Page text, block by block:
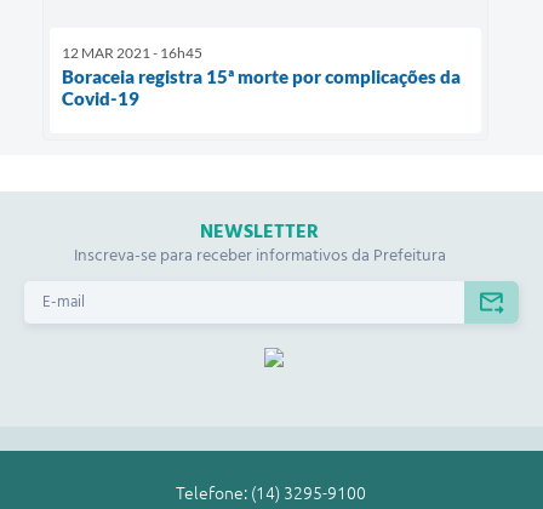
12 MAR 2021 - 16h45
Boraceia registra 15ª morte por complicações da
Covid-19
NEWSLETTER
Inscreva-se para receber informativos da Prefeitura
Telefone: (14) 3295-9100